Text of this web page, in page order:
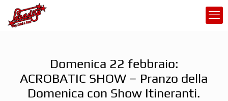
Domenica 22 febbraio:
ACROBATIC SHOW – Pranzo della
Domenica con Show Itineranti.